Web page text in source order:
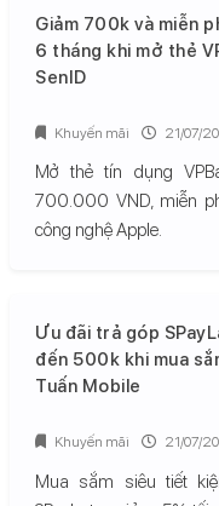
Giảm 700k và miễn
6 tháng khi mở thẻ
SenID
Mở thẻ tín dụng
700.000 VND, miễn
công nghệ Apple.
Khuyến mãi 21/07/
Ưu đãi trả góp
đến 500k khi mua
Tuấn Mobile
Mua sắm siêu tiết
Khuyến mãi 21/07/